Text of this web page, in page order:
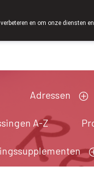
Adressen
A-Z
en om onze diensten